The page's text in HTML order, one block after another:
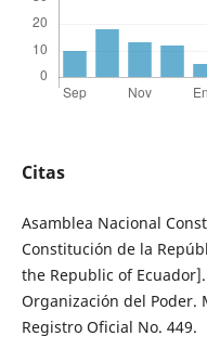
Citas
Asamblea Nacional
Constitución de la
the Republic of
Organización del Poder.
Registro Oficial No. 449.